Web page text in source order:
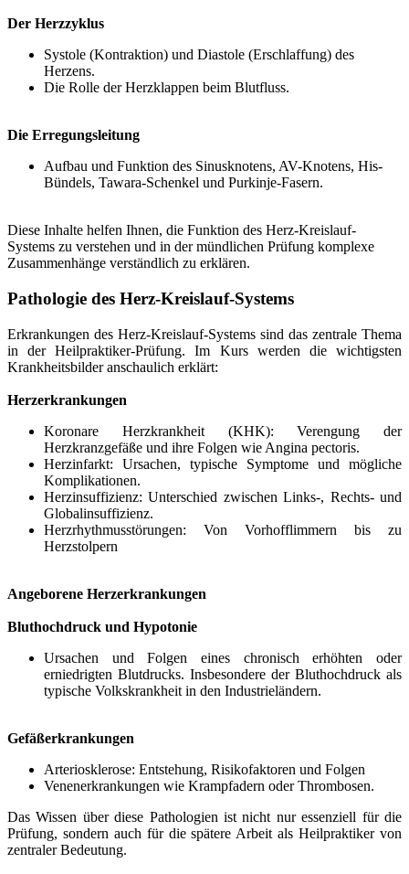
Der Herzzyklus
Systole (Kontraktion) und Diastole (Erschlaffung) des
Herzens.
Die Rolle der Herzklappen beim Blutfluss.
Die Erregungsleitung
Aufbau und Funktion des Sinusknotens, AV-Knotens, His-
Bündels, Tawara-Schenkel und Purkinje-Fasern.
Diese Inhalte helfen Ihnen, die Funktion des Herz-Kreislauf-
Systems zu verstehen und in der mündlichen Prüfung komplexe
Zusammenhänge verständlich zu erklären.
Pathologie des Herz-Kreislauf-Systems
Erkrankungen des Herz-Kreislauf-Systems sind das zentrale Thema
in der Heilpraktiker-Prüfung. Im Kurs werden die wichtigsten
Krankheitsbilder anschaulich erklärt:
Herzerkrankungen
Koronare Herzkrankheit (KHK): Verengung der
Herzkranzgefäße und ihre Folgen wie Angina pectoris.
Herzinfarkt: Ursachen, typische Symptome und mögliche
Komplikationen.
Herzinsuffizienz: Unterschied zwischen Links-, Rechts- und
Globalinsuffizienz.
Herzrhythmusstörungen: Von Vorhofflimmern bis zu
Herzstolpern
Angeborene Herzerkrankungen
Bluthochdruck und Hypotonie
Ursachen und Folgen eines chronisch erhöhten oder
erniedrigten Blutdrucks. Insbesondere der Bluthochdruck als
typische Volkskrankheit in den Industrieländern.
Gefäßerkrankungen
Arteriosklerose: Entstehung, Risikofaktoren und Folgen
Venenerkrankungen wie Krampfadern oder Thrombosen.
Das Wissen über diese Pathologien ist nicht nur essenziell für die
Prüfung, sondern auch für die spätere Arbeit als Heilpraktiker von
zentraler Bedeutung.